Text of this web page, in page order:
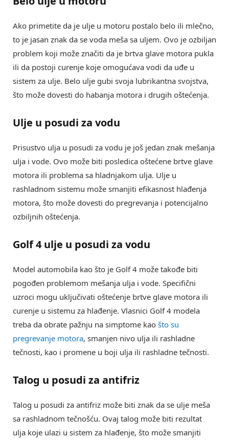
Ako primetite da je ulje u motoru postalo belo ili mlečno,
to je jasan znak da se voda meša sa uljem. Ovo je ozbiljan
problem koji može značiti da je brtva glave motora pukla
ili da postoji curenje koje omogućava vodi da uđe u
sistem za ulje. Belo ulje gubi svoja lubrikantna svojstva,
što može dovesti do habanja motora i drugih oštećenja.
Ulje u posudi za vodu
Prisustvo ulja u posudi za vodu je još jedan znak mešanja
ulja i vode. Ovo može biti posledica oštećene brtve glave
motora ili problema sa hladnjakom ulja. Ulje u
rashladnom sistemu može smanjiti efikasnost hlađenja
motora, što može dovesti do pregrevanja i potencijalno
ozbiljnih oštećenja.
Golf 4 ulje u posudi za vodu
Model automobila kao što je Golf 4 može takođe biti
pogođen problemom mešanja ulja i vode. Specifični
uzroci mogu uključivati oštećenje brtve glave motora ili
curenje u sistemu za hlađenje. Vlasnici Golf 4 modela
treba da obrate pažnju na simptome kao što su
pregrevanje motora, smanjen nivo ulja ili rashladne
tečnosti, kao i promene u boji ulja ili rashladne tečnosti.
Talog u posudi za antifriz
Talog u posudi za antifriz može biti znak da se ulje meša
sa rashladnom tečnošću. Ovaj talog može biti rezultat
ulja koje ulazi u sistem za hlađenje, što može smanjiti